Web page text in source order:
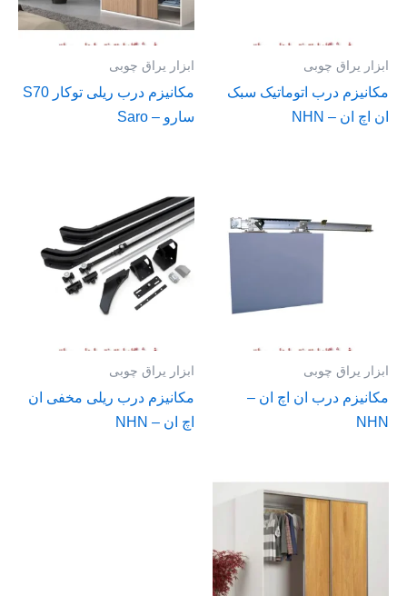
ابزار یراق چوبی
مکانیزم درب اتوماتیک سبک
ان اچ ان – NHN
ابزار یراق چوبی
مكانيزم درب ریلی توکار S70
سارو – Saro
ابزار یراق چوبی
مکانیزم درب ان اچ ان –
NHN
ابزار یراق چوبی
مکانیزم درب ریلی مخفی ان
اچ ان – NHN